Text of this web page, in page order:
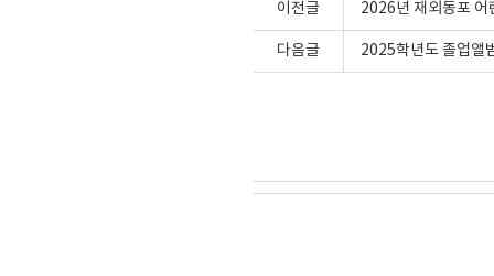
이전글 2026년 재외동포 어
다음글 2025학년도 졸업앨